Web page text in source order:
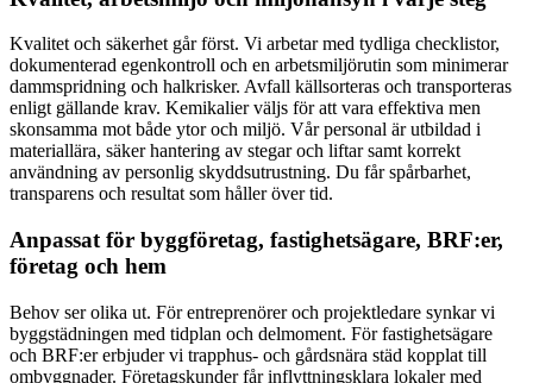
Kvalitet och säkerhet går först. Vi arbetar med tydliga checklistor,
dokumenterad egenkontroll och en arbetsmiljörutin som minimerar
dammspridning och halkrisker. Avfall källsorteras och transporteras
enligt gällande krav. Kemikalier väljs för att vara effektiva men
skonsamma mot både ytor och miljö. Vår personal är utbildad i
materiallära, säker hantering av stegar och liftar samt korrekt
användning av personlig skyddsutrustning. Du får spårbarhet,
transparens och resultat som håller över tid.
Anpassat för byggföretag, fastighetsägare, BRF:er,
företag och hem
Behov ser olika ut. För entreprenörer och projektledare synkar vi
byggstädningen med tidplan och delmoment. För fastighetsägare
och BRF:er erbjuder vi trapphus- och gårdsnära städ kopplat till
ombyggnader. Företagskunder får inflyttningsklara lokaler med